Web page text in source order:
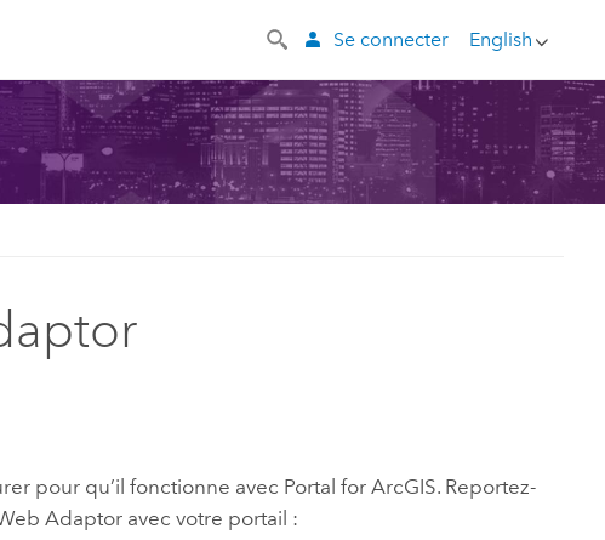
English
Se connecter
pour qu’il fonctionne avec Portal for ArcGIS. Reportez-
Adaptor avec votre portail :